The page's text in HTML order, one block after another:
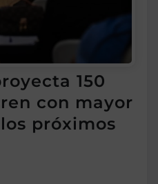
150
con mayor
próximos